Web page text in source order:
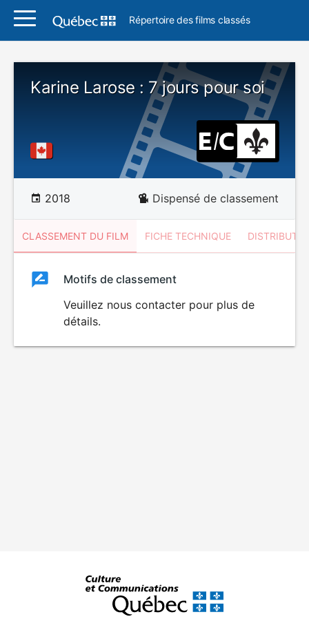
Répertoire des films classés
Karine Larose : 7 jours pour soi
2018 Dispensé de classement
CLASSEMENT DU FILM FICHE TECHNIQUE
ClassementClassement
Motifs de classement
Veuillez nous contacter pour plus de
détails.